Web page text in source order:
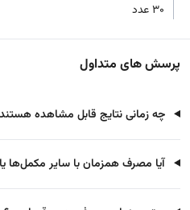
30 عدد
پرسش های متداول
چه زمانی نتایج قابل مشاهده
آیا مصرف همزمان با سایر مکمل‌ها یا